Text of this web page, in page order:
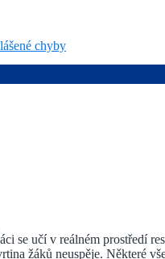
chyby
se učí v reálném prostředí
žáků neuspěje. Některé